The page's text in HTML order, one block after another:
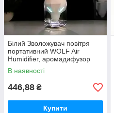
Білий Зволожувач повітря
портативний WOLF Air
Humidifier, аромадифузор
електричний з резервуаром
для ефірної олії,
В наявності
446,88 ₴
Купити